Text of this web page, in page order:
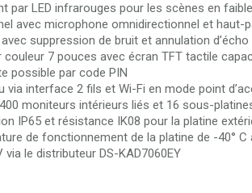
par LED infrarouges pour les scènes en
avec microphone omnidirectionnel et haut-
suppression de bruit et annulation d’écho
couleur 7 pouces avec écran TFT tactile
possible par code PIN
via interface 2 fils et Wi-Fi en mode point
moniteurs intérieurs liés et 16 sous-
IP65 et résistance IK08 pour la platine
de fonctionnement de la platine de -40° C
le distributeur DS-KAD7060EY